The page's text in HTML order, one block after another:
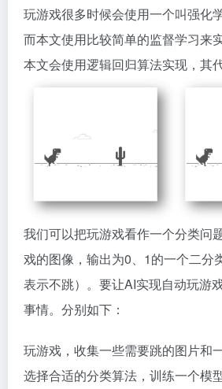
玩游戏很多时候会使用一个叫强化
而本文使用比较简单的监督学习来实
本文会使用逻辑回归算法实现，其
我们可以把玩游戏看作一个分类问
戏的图像，输出为0、1的一个二分
表示不跳）。要让AI实现自动玩游
事情。分别如下：
玩游戏，收集一些需要跳的图片和
选择合适的分类算法，训练一个模